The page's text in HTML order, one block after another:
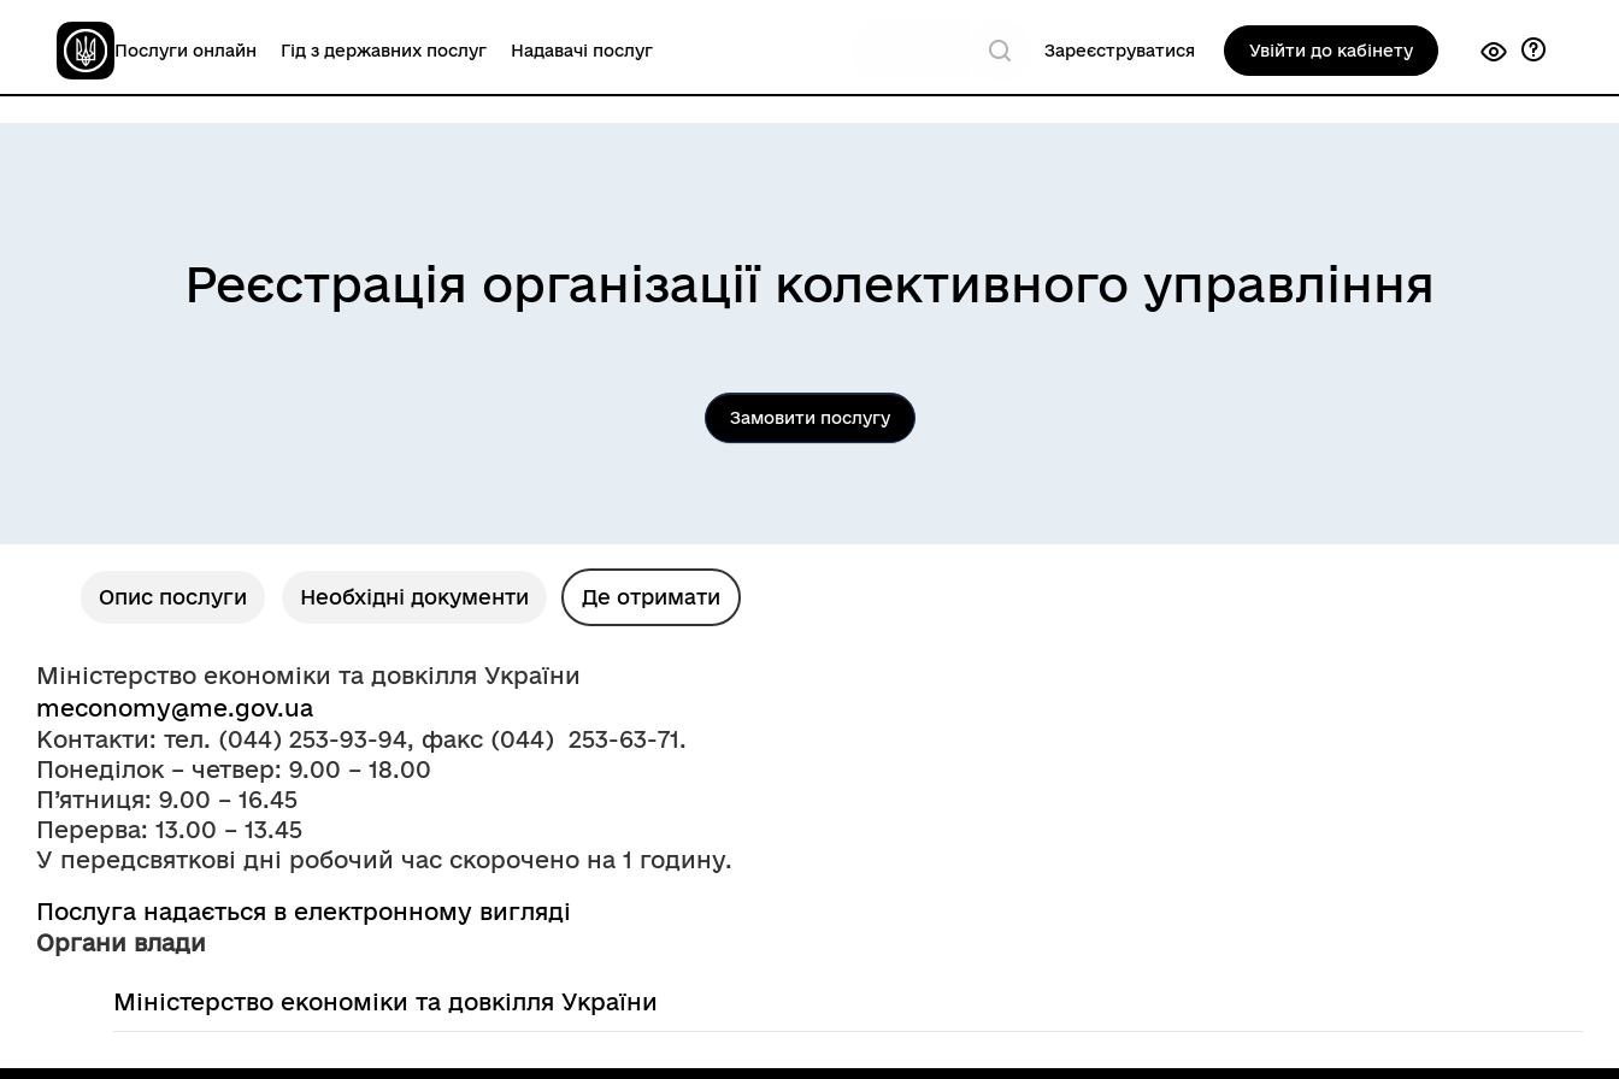
Послуги онлайн Гід з державних послуг Надавачі послуг Зареєструватися Увійти до кабінету
Реєстрація організації колективного управління
Замовити послугу
Опис послуги Необхідні документи Де отримати
Міністерство економіки та довкілля України
meconomy@me.gov.ua
Контакти: тел. (044) 253-93-94, факс (044)  253-63-71.
Понеділок – четвер: 9.00 – 18.00
П’ятниця: 9.00 – 16.45
Перерва: 13.00 – 13.45
У передсвяткові дні робочий час скорочено на 1 годину.
Послуга надається в електронному вигляді
Органи влади
Міністерство економіки та довкілля України